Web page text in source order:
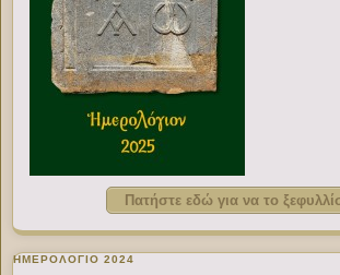
Πατήστε εδώ για να το
ΗΜΕΡΟΛΟΓΙΟ 2024